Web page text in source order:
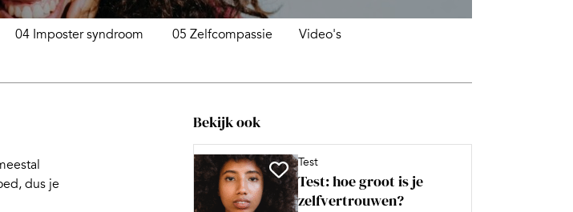
04 Imposter syndroom 05 Zelfcompassie
Video's
dus je
Bekijk ook
Test
Test: hoe groot is je
zelfvertrouwen?